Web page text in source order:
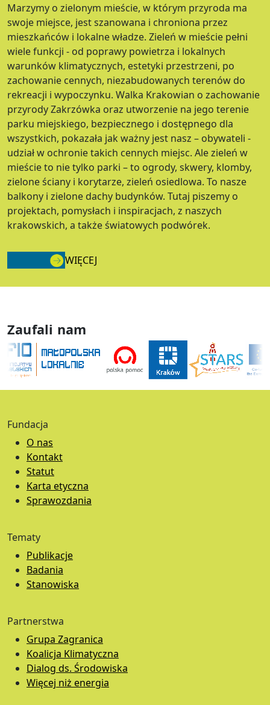
Marzymy o zielonym mieście, w którym przyroda ma
swoje miejsce, jest szanowana i chroniona przez
mieszkańców i lokalne władze. Zieleń w mieście pełni
wiele funkcji - od poprawy powietrza i lokalnych
warunków klimatycznych, estetyki przestrzeni, po
zachowanie cennych, niezabudowanych terenów do
rekreacji i wypoczynku. Walka Krakowian o zachowanie
przyrody Zakrzówka oraz utworzenie na jego terenie
parku miejskiego, bezpiecznego i dostępnego dla
wszystkich, pokazała jak ważny jest nasz – obywateli -
udział w ochronie takich cennych miejsc. Ale zieleń w
mieście to nie tylko parki – to ogrody, skwery, klomby,
zielone ściany i korytarze, zieleń osiedlowa. To nasze
balkony i zielone dachy budynków. Tutaj piszemy o
projektach, pomysłach i inspiracjach, z naszych
krakowskich, a także światowych podwórek.
WIĘCEJ
Zaufali nam
Fundacja
O nas
Kontakt
Statut
Karta etyczna
Sprawozdania
Tematy
Publikacje
Badania
Stanowiska
Partnerstwa
Grupa Zagranica
Koalicja Klimatyczna
Dialog ds. Środowiska
Więcej niż energia